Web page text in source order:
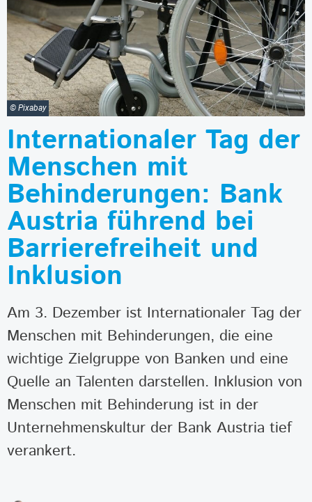
© Pixabay
Internationaler Tag der
Menschen mit
Behinderungen: Bank
Austria führend bei
Barrierefreiheit und
Inklusion
Am 3. Dezember ist Internationaler Tag der
Menschen mit Behinderungen, die eine
wichtige Zielgruppe von Banken und eine
Quelle an Talenten darstellen. Inklusion von
Menschen mit Behinderung ist in der
Unternehmenskultur der Bank Austria tief
verankert.